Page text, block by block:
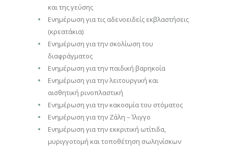
και της γεύσης
Ενημέρωση για τις αδενοειδείς εκβλαστήσεις
(κρεατάκια)
Ενημέρωση για την σκολίωση του
διαφράγματος
Ενημέρωση για την παιδική βαρηκοία
Ενημέρωση για την λειτουργική και
αισθητική ρινοπλαστική
Ενημέρωση για την κακοσμία του στόματος
Ενημέρωση για την Ζάλη – Ίλιγγο
Ενημέρωση για την εκκριτική ωτίτιδα,
μυριγγοτομή και τοποθέτηση σωληνίσκων